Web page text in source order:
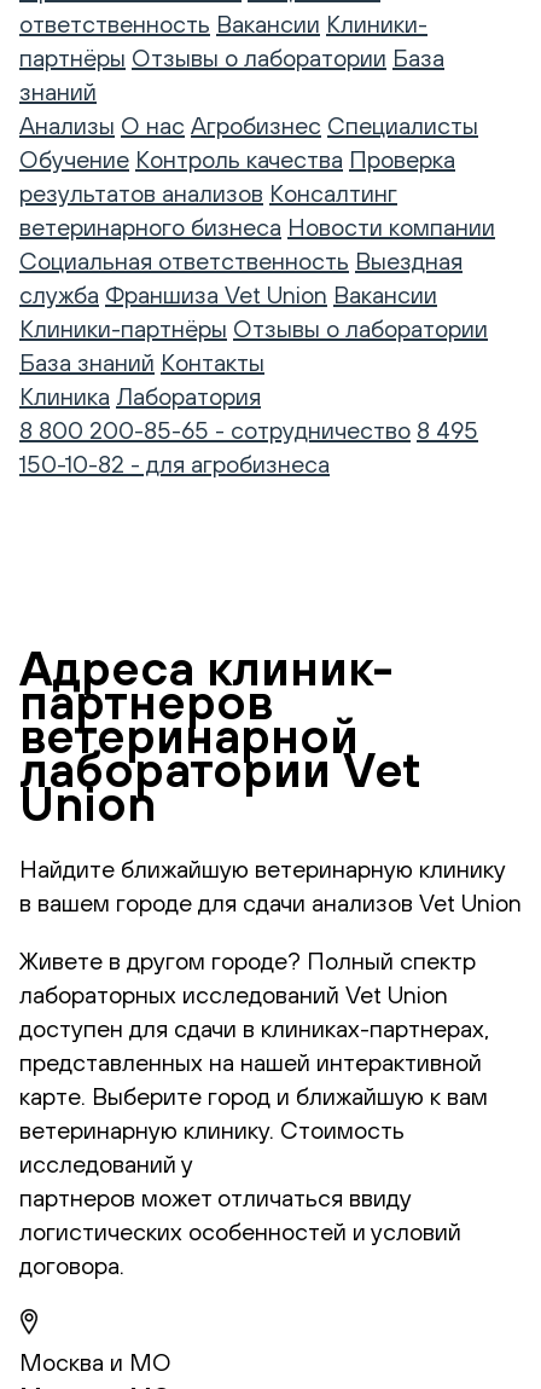
ответственность Вакансии Клиники-
партнёры Отзывы о лаборатории База
знаний
Анализы О нас Агробизнес Специалисты
Обучение Контроль качества Проверка
результатов анализов Консалтинг
ветеринарного бизнеса Новости компании
Социальная ответственность Выездная
служба Франшиза Vet Union Вакансии
Клиники-партнёры Отзывы о лаборатории
База знаний Контакты
Клиника Лаборатория
8 800 200-85-65 - сотрудничество 8 495
150-10-82 - для агробизнеса
Адреса клиник-
партнеров
ветеринарной
лаборатории Vet
Union
Найдите ближайшую ветеринарную клинику
в вашем городе для сдачи анализов Vet Union
Живете в другом городе? Полный спектр
лабораторных исследований Vet Union
доступен для сдачи в клиниках-партнерах,
представленных на нашей интерактивной
карте. Выберите город и ближайшую к вам
ветеринарную клинику. Стоимость
исследований у
партнеров может отличаться ввиду
логистических особенностей и условий
договора.
Москва и МО